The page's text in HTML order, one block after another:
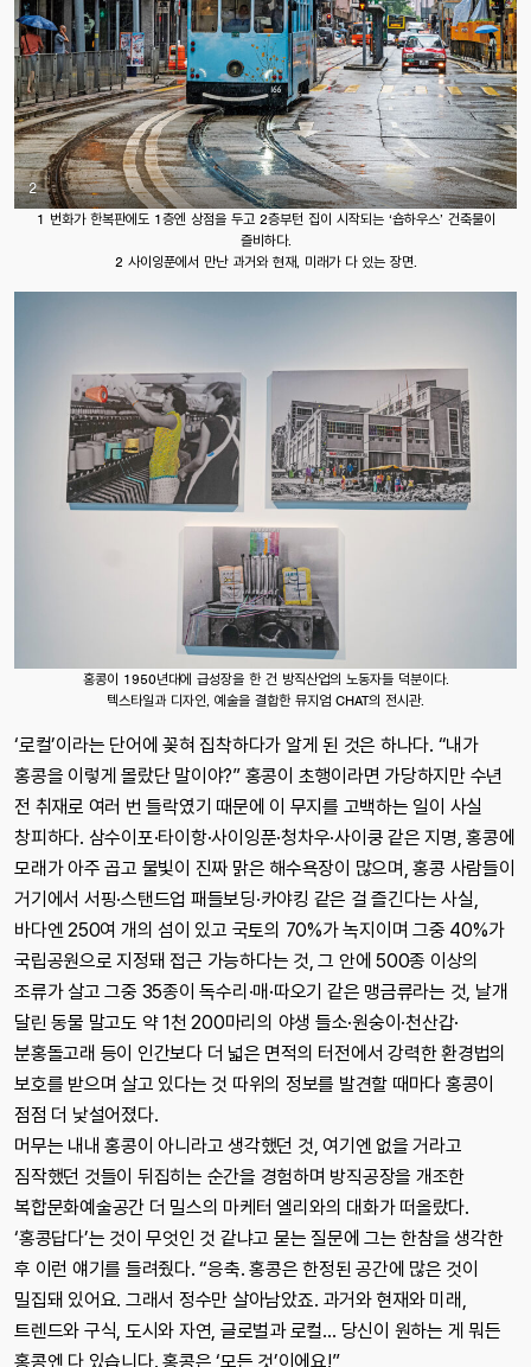
2
1 번화가 한복판에도 1층엔 상점을 두고 2층부턴 집이 시작되는 ‘숍하우스’ 건축물이
즐비하다.
2 사이잉푼에서 만난 과거와 현재, 미래가 다 있는 장면.
홍콩이 1950년대에 급성장을 한 건 방직산업의 노동자들 덕분이다.
텍스타일과 디자인, 예술을 결합한 뮤지엄 CHAT의 전시관.
‘로컬’이라는 단어에 꽂혀 집착하다가 알게 된 것은 하나다. “내가
홍콩을 이렇게 몰랐단 말이야?” 홍콩이 초행이라면 가당하지만 수년
전 취재로 여러 번 들락였기 때문에 이 무지를 고백하는 일이 사실
창피하다. 삼수이포·타이항·사이잉푼·청차우·사이쿵 같은 지명, 홍콩에
모래가 아주 곱고 물빛이 진짜 맑은 해수욕장이 많으며, 홍콩 사람들이
거기에서 서핑·스탠드업 패들보딩·카야킹 같은 걸 즐긴다는 사실,
바다엔 250여 개의 섬이 있고 국토의 70%가 녹지이며 그중 40%가
국립공원으로 지정돼 접근 가능하다는 것, 그 안에 500종 이상의
조류가 살고 그중 35종이 독수리·매·따오기 같은 맹금류라는 것, 날개
달린 동물 말고도 약 1천 200마리의 야생 들소·원숭이·천산갑·
분홍돌고래 등이 인간보다 더 넓은 면적의 터전에서 강력한 환경법의
보호를 받으며 살고 있다는 것 따위의 정보를 발견할 때마다 홍콩이
점점 더 낯설어졌다.
머무는 내내 홍콩이 아니라고 생각했던 것, 여기엔 없을 거라고
짐작했던 것들이 뒤집히는 순간을 경험하며 방직공장을 개조한
복합문화예술공간 더 밀스의 마케터 엘리와의 대화가 떠올랐다.
‘홍콩답다’는 것이 무엇인 것 같냐고 묻는 질문에 그는 한참을 생각한
후 이런 얘기를 들려줬다. “응축. 홍콩은 한정된 공간에 많은 것이
밀집돼 있어요. 그래서 정수만 살아남았죠. 과거와 현재와 미래,
트렌드와 구식, 도시와 자연, 글로벌과 로컬… 당신이 원하는 게 뭐든
홍콩엔 다 있습니다. 홍콩은 ‘모든 것’이에요!”